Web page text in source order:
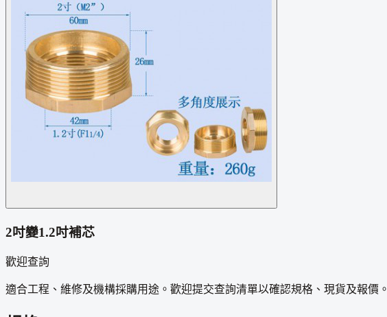
2吋變1.2吋補芯
歡迎查詢
適合工程、維修及機構採購用途。歡迎提交查詢清單以確認規格、現貨及報價。